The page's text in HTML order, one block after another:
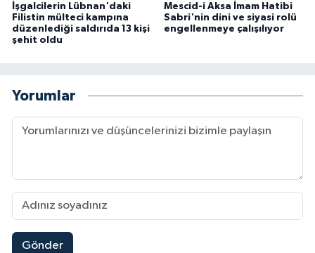
İşgalcilerin Lübnan'daki
Filistin mülteci kampına
düzenlediği saldırıda 13 kişi
şehit oldu
Mescid-i Aksa İmam Hatibi
Sabri'nin dini ve siyasi rolü
engellenmeye çalışılıyor
Yorumlar
Gönder